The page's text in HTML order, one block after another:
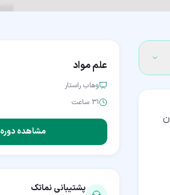
علم مواد
وهاب راستار
۳۱ ساعت
مشاهده دوره
پشتیبانی نماتک